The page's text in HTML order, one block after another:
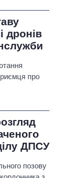
дронів
про
ДПСУ
позову